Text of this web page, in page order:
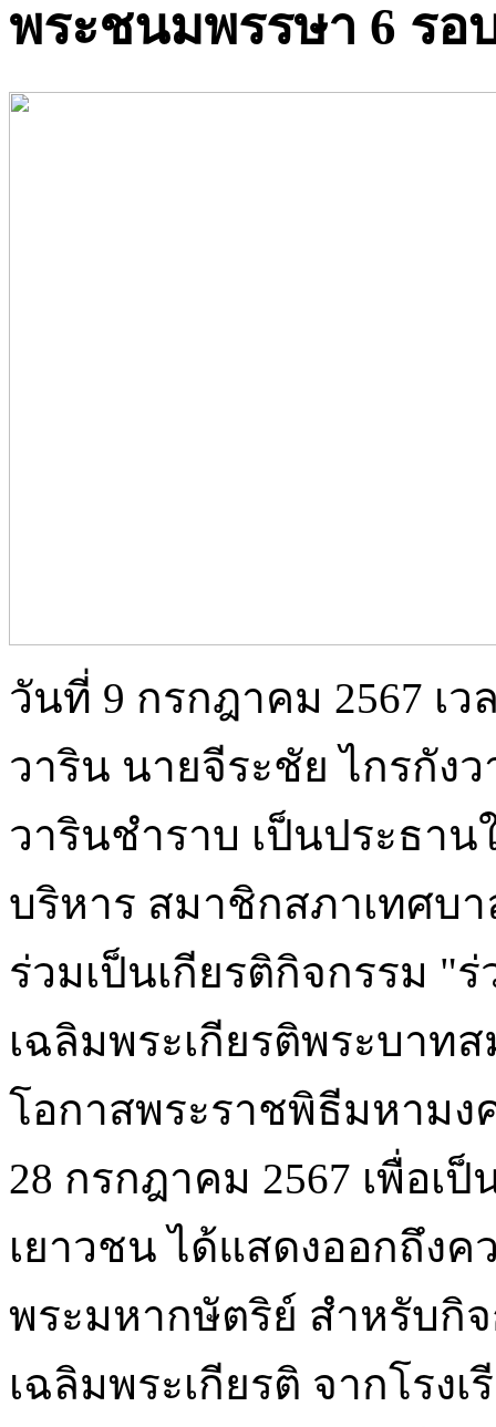
พระชนมพรรษา 6 รอ
วันที่ 9 กรกฎาคม 2567 เ
วาริน นายจีระชัย ไกรกัง
วารินชำราบ เป็นประธา
บริหาร สมาชิกสภาเทศบ
ร่วมเป็นเกียรติกิจกรรม "
เฉลิมพระเกียรติพระบาท
โอกาสพระราชพิธีมหามง
28 กรกฎาคม 2567 เพื่อเ
เยาวชน ได้แสดงออกถึง
พระมหากษัตริย์ สำหรับกิ
เฉลิมพระเกียรติ จากโรง